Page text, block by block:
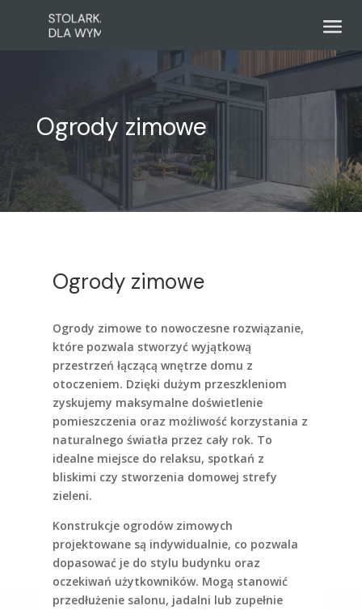
Ogrody zimowe
Ogrody zimowe
Ogrody zimowe to nowoczesne rozwiązanie,
które pozwala stworzyć wyjątkową
przestrzeń łączącą wnętrze domu z
otoczeniem. Dzięki dużym przeszkleniom
zyskujemy maksymalne doświetlenie
pomieszczenia oraz możliwość korzystania z
naturalnego światła przez cały rok. To
idealne miejsce do relaksu, spotkań z
bliskimi czy stworzenia domowej strefy
zieleni.
Konstrukcje ogrodów zimowych
projektowane są indywidualnie, co pozwala
dopasować je do stylu budynku oraz
oczekiwań użytkowników. Mogą stanowić
przedłużenie salonu, jadalni lub zupełnie